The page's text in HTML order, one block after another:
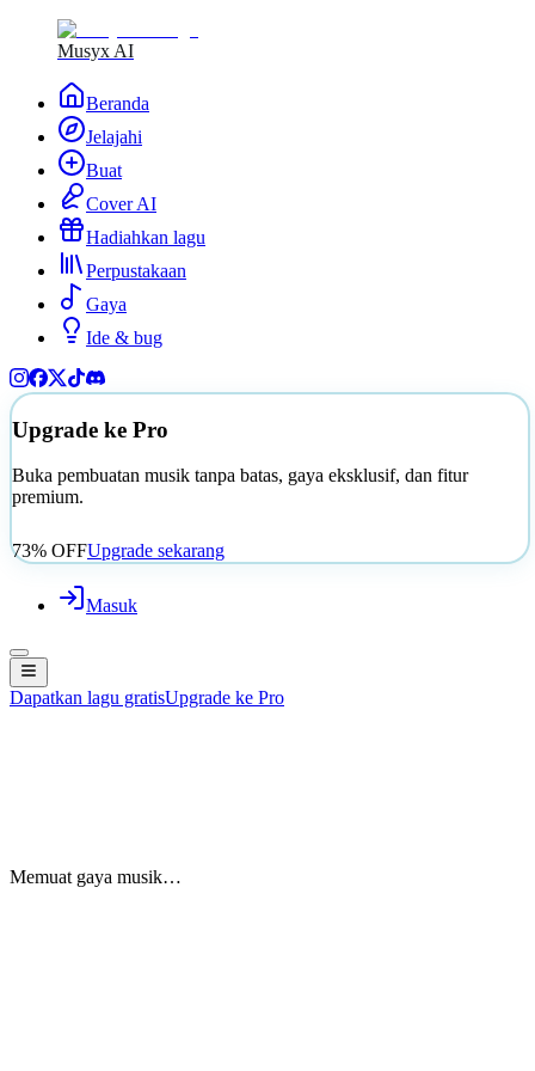
Musyx AI
Beranda
Jelajahi
Buat
Cover AI
Hadiahkan lagu
Perpustakaan
Gaya
Ide & bug
Upgrade ke Pro
Buka pembuatan musik tanpa batas, gaya eksklusif, dan fitur
premium.
73% OFFUpgrade sekarang
Masuk
Dapatkan lagu gratisUpgrade ke Pro
Memuat gaya musik…